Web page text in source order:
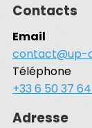
Contacts
Email
contact@up-
Téléphone
+33 6 50 37 64
Adresse